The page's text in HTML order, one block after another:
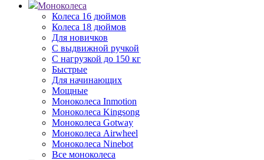
Моноколеса
Колеса 16 дюймов
Колеса 18 дюймов
Для новичков
С выдвижной ручкой
С нагрузкой до 150 кг
Быстрые
Для начинающих
Мощные
Моноколеса Inmotion
Моноколеса Kingsong
Моноколеса Gotway
Моноколеса Airwheel
Моноколеса Ninebot
Все моноколеса